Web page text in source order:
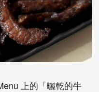
上的「曬乾的牛